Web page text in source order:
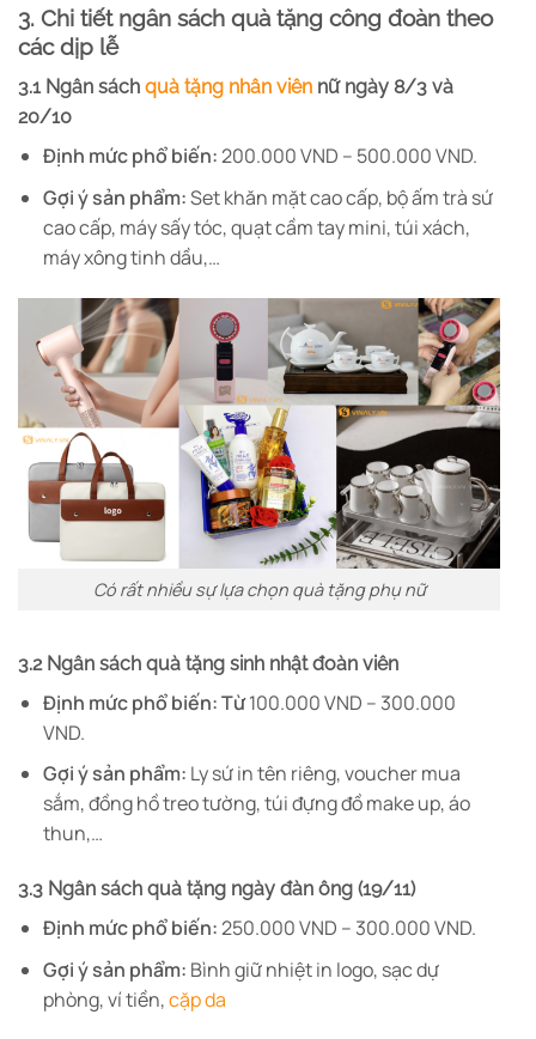
3. Chi tiết ngân sách quà tặng công đoàn theo
các dịp lễ
3.1 Ngân sách quà tặng nhân viên nữ ngày 8/3 và
20/10
Định mức phổ biến:200.000 VND – 500.000 VND.
Gợi ý sản phẩm:Set khăn mặt cao cấp, bộ ấm trà sứ
cao cấp, máy sấy tóc, quạt cầm tay mini, túi xách,
máy xông tinh dầu,…
Có rất nhiều sự lựa chọn quà tặng phụ nữ
3.2 Ngân sách quà tặng sinh nhật đoàn viên
Định mức phổ biến: Từ100.000 VND – 300.000
VND.
Gợi ý sản phẩm: Ly sứ in tên riêng, voucher mua
sắm, đồng hồ treo tường, túi đựng đồ make up, áo
thun,…
3.3 Ngân sách quà tặng ngày đàn ông (19/11)
Định mức phổ biến:250.000 VND – 300.000 VND.
Gợi ý sản phẩm: Bình giữ nhiệt in logo, sạc dự
phòng, ví tiền,cặp da